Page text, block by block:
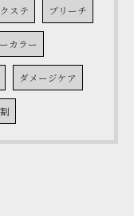
ステ ブリーチ
カラー
ダメージケア